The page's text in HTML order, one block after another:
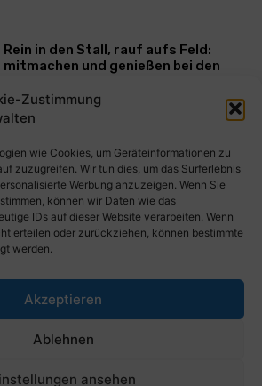
Zustimmung
wie Cookies, um Geräteinformationen zu
zuzugreifen. Wir tun dies, um das Surferlebnis
Werbung anzuzeigen. Wenn Sie
können wir Daten wie das
IDs auf dieser Website verarbeiten. Wenn
erteilen oder zurückziehen, können bestimmte
werden.
Akzeptieren
Ablehnen
ansehen
Rein in den Stall, rauf aufs Feld:
mitmachen und genießen bei den
Mehr laden
auf PresseWorld veröffentlichen.